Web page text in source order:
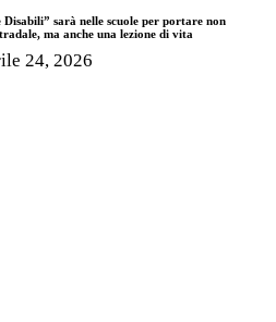
Disabili” sarà nelle scuole per portare non
ma anche una lezione di vita
24, 2026